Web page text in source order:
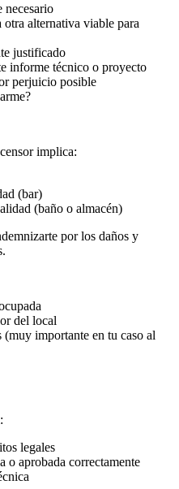
necesario
otra alternativa viable para
justificado
informe técnico o proyecto
perjuicio posible
implica:
(bar)
(baño o almacén)
por los daños y
del local
importante en tu caso al
legales
o aprobada correctamente